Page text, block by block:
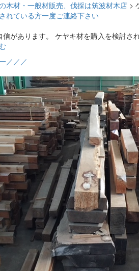
木材・一般材販売、伐採は筑波材木店 >
れている方一度ご連絡下さい
があります。 ケヤキ材を購入を検討
／／／